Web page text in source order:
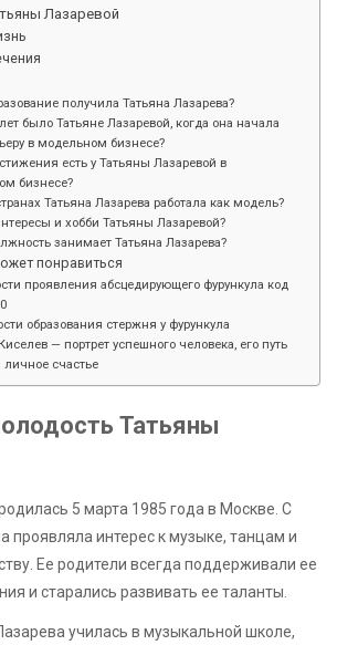
Лазаревой
получила Татьяна Лазарева?
было Татьяне Лазаревой, когда она начала
в модельном бизнесе?
есть у Татьяны Лазаревой в
бизнесе?
Татьяна Лазарева работала как модель?
и хобби Татьяны Лазаревой?
занимает Татьяна Лазарева?
понравиться
проявления абсцедирующего фурункула код
образования стержня у фурункула
— портрет успешного человека, его путь
личное счастье
Татьяны
5 марта 1985 года в Москве. С
проявляла интерес к музыке, танцам и
Ее родители всегда поддерживали ее
и старались развивать ее таланты.
училась в музыкальной школе,